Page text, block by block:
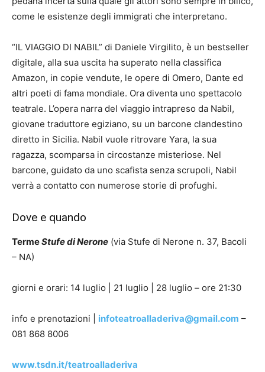
come le esistenze degli immigrati che interpretano.
“IL VIAGGIO DI NABIL” di Daniele Virgilito, è un bestseller
digitale, alla sua uscita ha superato nella classifica
Amazon, in copie vendute, le opere di Omero, Dante ed
altri poeti di fama mondiale. Ora diventa uno spettacolo
teatrale. L’opera narra del viaggio intrapreso da Nabil,
giovane traduttore egiziano, su un barcone clandestino
diretto in Sicilia. Nabil vuole ritrovare Yara, la sua
ragazza, scomparsa in circostanze misteriose. Nel
barcone, guidato da uno scafista senza scrupoli, Nabil
verrà a contatto con numerose storie di profughi.
Dove e quando
TermeStufe di Nerone (via Stufe di Nerone n. 37, Bacoli
– NA)
giorni e orari: 14 luglio | 21 luglio | 28 luglio – ore 21:30
info e prenotazioni | infoteatroalladeriva@gmail.com –
081 868 8006
www.tsdn.it/teatroalladeriva